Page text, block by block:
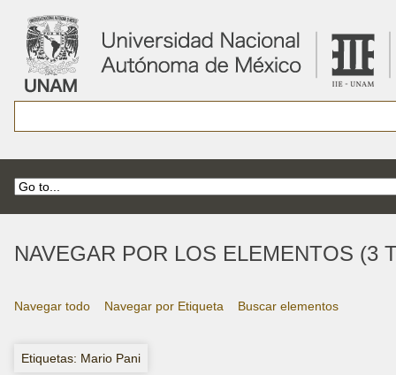
NAVEGAR POR LOS ELEMENTOS (3
Navegar todo Navegar por Etiqueta Buscar elementos
Etiquetas: Mario Pani